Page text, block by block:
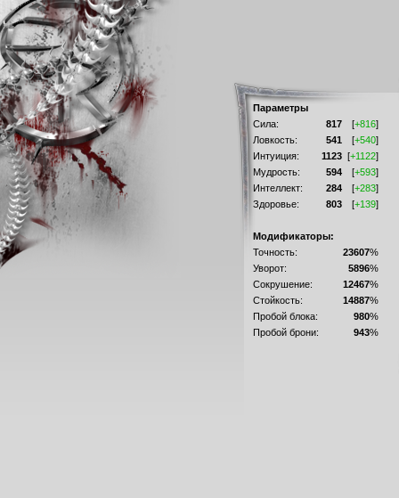
Параметры
Сила:
817 [+816]
Ловкость:
541 [+540]
Интуиция:
1123 [+1122]
Мудрость:
594 [+593]
Интеллект:
284 [+283]
Здоровье:
803 [+139]
Модификаторы:
Точность:
23607%
Уворот:
5896%
Сокрушение:
12467%
Стойкость:
14887%
Пробой блока:
980%
Пробой брони:
943%